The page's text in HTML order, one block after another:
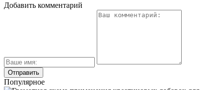
Добавить комментарий
Популярное